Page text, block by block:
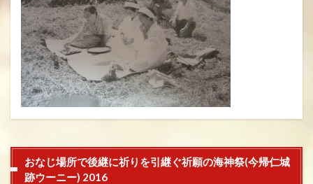
おなじ場所で後継に祈りを引継ぐ祈願の海神祭(今帰仁城
跡ウーニー) 2016